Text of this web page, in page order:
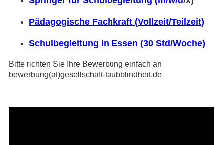
Pädagogische Fachkraft (Vollzeit/Teilzeit)
Schulbegleitung in Essen (30 Std/Woche)
Bitte richten Sie Ihre Bewerbung einfach an
bewerbung(at)gesellschaft-taubblindheit.de